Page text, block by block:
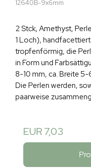
12640B-9x6mm
2 Stck, Amethyst,
1 Loch),
tropfenförmig, die
in Form und
8-10 mm, ca. Breite
Die Perlen werden,
paarweise
EUR 7,03